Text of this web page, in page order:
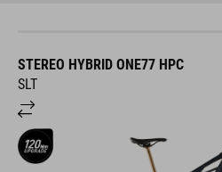
STEREO HYBRID ONE77 HPC
SLT